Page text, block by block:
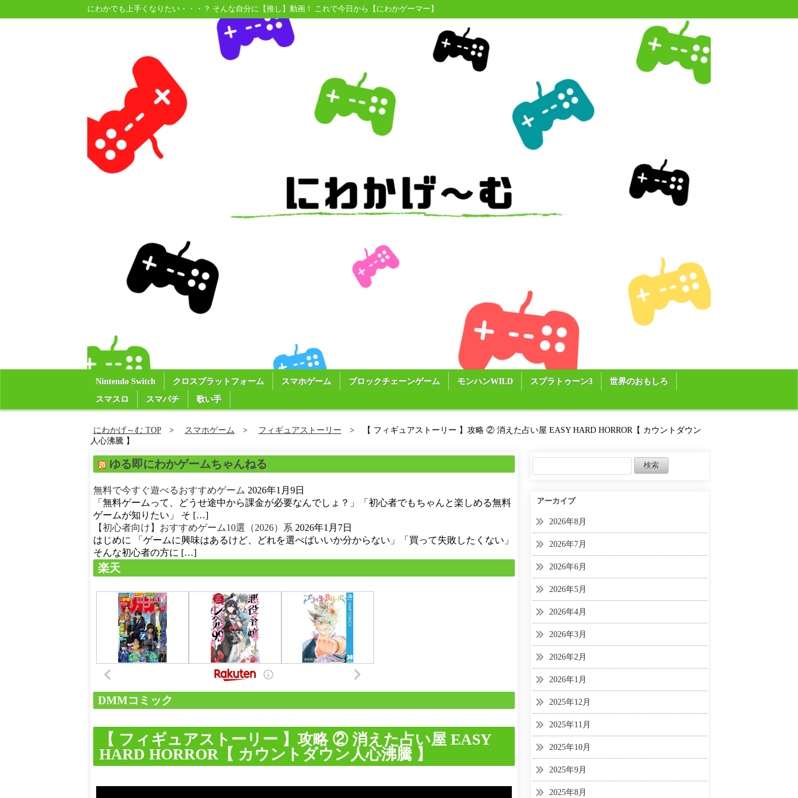
にわかでも上手くなりたい・・・？ そんな自分に【推し】動画！ これで今日から【にわかゲーマー】
Nintendo Switch クロスプラットフォーム スマホゲーム ブロックチェーンゲーム モンハンWILD スプラトゥーン3
世界のおもしろ
スマスロ
スマパチ 歌い手
にわかげ～む TOP スマホゲーム フィギュアストーリー
【 フィギュアストーリー 】攻略 ② 消えた占い屋 EASY HARD HORROR【 カウントダウン
人心沸騰 】
ゆる即にわかゲームちゃんねる
無料で今すぐ遊べるおすすめゲーム 2026年1月9日
「無料ゲームって、どうせ途中から課金が必要なんでしょ？」「初心者でもちゃんと楽しめる無料
ゲームが知りたい」 そ […]
【初心者向け】おすすめゲーム10選（2026）系 2026年1月7日
はじめに 「ゲームに興味はあるけど、どれを選べばいいか分からない」「買って失敗したくない」
そんな初心者の方に […]
楽天
DMMコミック
【 フィギュアストーリー 】攻略 ② 消えた占い屋 EASY
HARD HORROR【 カウントダウン人心沸騰 】
アーカイブ
2026年8月
2026年7月
2026年6月
2026年5月
2026年4月
2026年3月
2026年2月
2026年1月
2025年12月
2025年11月
2025年10月
2025年9月
2025年8月